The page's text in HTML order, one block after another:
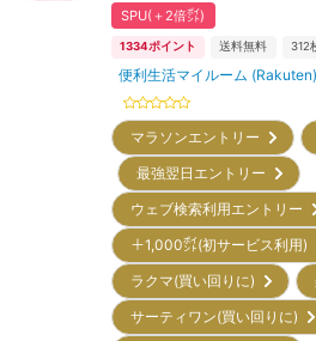
SPU(＋2倍㌽)
1334ポイント 送料無料 312
便利生活マイルーム (Rakuten)
マラソンエントリー
最強翌日エントリー
ウェブ検索利用エントリー
＋1,000㌽(初サービス利用
ラクマ(買い回りに)
サーティワン(買い回りに)